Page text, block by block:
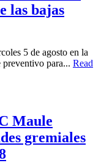
las bajas
5 de agosto en la
para... Read
Maule
gremiales